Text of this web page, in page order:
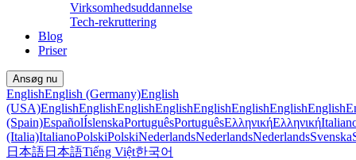
Virksomhedsuddannelse
Tech-rekruttering
Blog
Priser
Ansøg nu
EnglishEnglish (Germany)English
(USA)EnglishEnglishEnglishEnglishEnglishEnglishEnglishEnglish
(Spain)EspañolÍslenskaPortuguêsPortuguêsΕλληνικήΕλληνική
(Italia)ItalianoPolskiPolskiNederlandsNederlandsNederlandsSvenska
日本語日本語Tiếng Việt한국어